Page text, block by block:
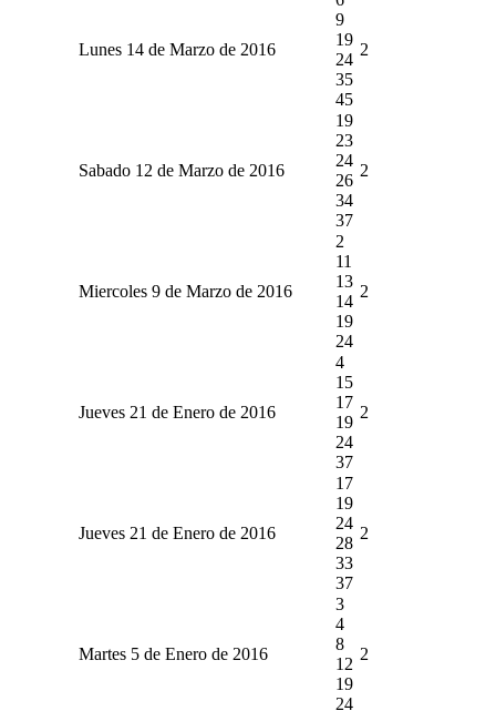
Lunes 14 de Marzo de 2016
9
19
24
35
45
2
Sabado 12 de Marzo de 2016
19
23
24
26
34
37
2
Miercoles 9 de Marzo de 2016
2
11
13
14
19
24
2
Jueves 21 de Enero de 2016
4
15
17
19
24
37
2
Jueves 21 de Enero de 2016
17
19
24
28
33
37
2
Martes 5 de Enero de 2016
3
4
8
12
19
24
2